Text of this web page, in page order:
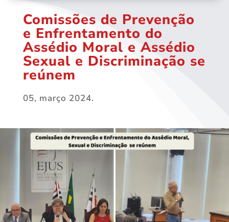
Comissões de Prevenção
e Enfrentamento do
Assédio Moral e Assédio
Sexual e Discriminação se
reúnem
05, março 2024.